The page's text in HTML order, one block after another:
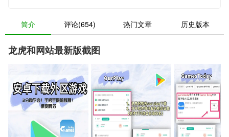
简介 评论(654) 热门文章 历史版本
龙虎和网站最新版截图